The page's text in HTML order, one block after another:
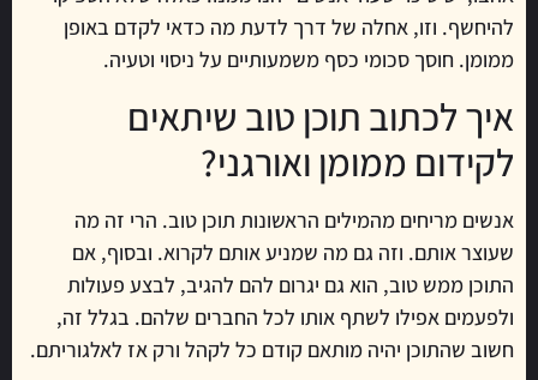
להיחשף. וזו, אחלה של דרך לדעת מה כדאי לקדם באופן
ממומן. חוסך סכומי כסף משמעותיים על ניסוי וטעיה.
איך לכתוב תוכן טוב שיתאים
לקידום ממומן ואורגני?
אנשים מריחים מהמילים הראשונות תוכן טוב. הרי זה מה
שעוצר אותם. וזה גם מה שמניע אותם לקרוא. ובסוף, אם
התוכן ממש טוב, הוא גם יגרום להם להגיב, לבצע פעולות
ולפעמים אפילו לשתף אותו לכל החברים שלהם. בגלל זה,
חשוב שהתוכן יהיה מותאם קודם כל לקהל ורק אז לאלגוריתם.